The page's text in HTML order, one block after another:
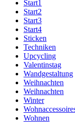
Start1
Start2
Start3
Start4
Sticken
Techniken
Upcycling
Valentinstag
Wandgestaltung
Weihnachten
Weihnachten
Winter
Wohnen